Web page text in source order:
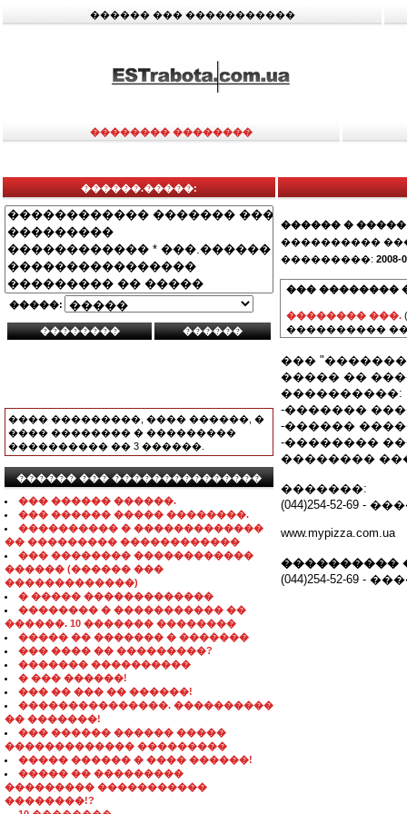
������ ��� �����������
�������� ��������
������.�����:
�����:
���� ���������, ���� ������, �
���� �������� � ���������
���������� �� 3 ������.
������ ��� ���������������
��� ������ ������.
��� ������ ����� ��������.
���������� � �������������
�� ��������� ������������
��� �������� ������������
������ (������ ���
�������������)
� ����� �������������
�������� � ����������� ��
������. 10 ������� ��������
����� �� ������� � �������
��� ���� �� ���������?
������� ����������
� ��� ������!
��� �� ��� �� ������!
���������������. ����������
�� �������!
��� ������ ������ �����
������������� ���������
����� ������ � ���� ������!
����� �� ���������
��������� �����������
��������!?
������ � �����
����������
���������: 2008-
��� ��������
�������� ���.
����������
���
����� ��
����������:
-�������
-������
-��������
��������
�������:
(044)254-52-69 -
www.mypizza.com.ua
����������
(044)254-52-69 -